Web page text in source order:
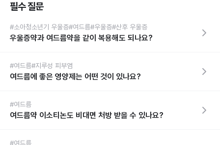
필수 질문
#소아청소년기 우울증#여드름#우울증#산후 우울증
우울증약과 여드름약을 같이 복용해도 되나요?
#여드름#지루성 피부염
여드름에 좋은 영양제는 어떤 것이 있나요?
#여드름
여드름약 이소티논도 비대면 처방 받을 수 있나요?
#여드름